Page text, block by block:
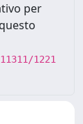
per
1221